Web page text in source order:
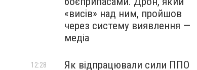
«висів» над ним, пройшов
через систему виявлення —
медіа
Як відпрацювали сили ППО
12:28